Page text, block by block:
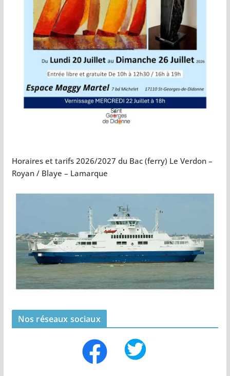
Horaires et tarifs 2026/2027 du Bac (ferry) Le Verdon –
Royan / Blaye – Lamarque
Nos réseaux sociaux